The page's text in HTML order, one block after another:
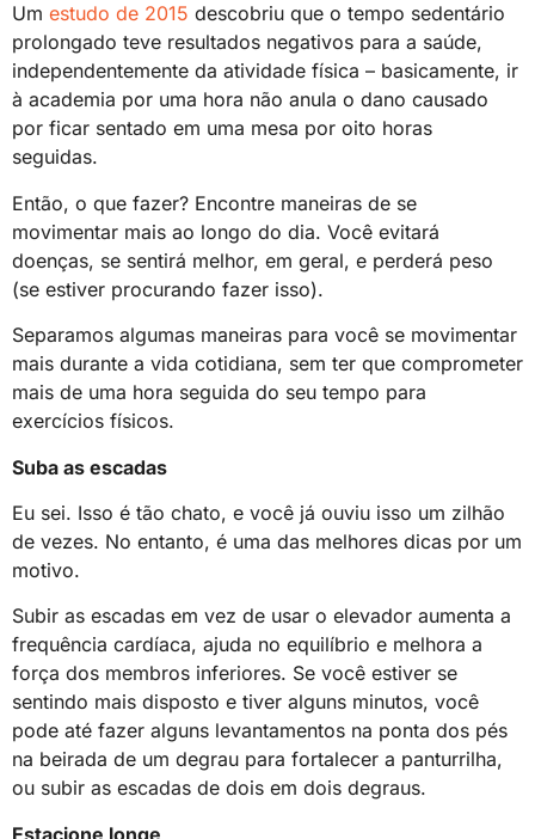
Um estudo de 2015 descobriu que o tempo sedentário
prolongado teve resultados negativos para a saúde,
independentemente da atividade física – basicamente, ir
à academia por uma hora não anula o dano causado
por ficar sentado em uma mesa por oito horas
seguidas.
Então, o que fazer? Encontre maneiras de se
movimentar mais ao longo do dia. Você evitará
doenças, se sentirá melhor, em geral, e perderá peso
(se estiver procurando fazer isso).
Separamos algumas maneiras para você se movimentar
mais durante a vida cotidiana, sem ter que comprometer
mais de uma hora seguida do seu tempo para
exercícios físicos.
Suba as escadas
Eu sei. Isso é tão chato, e você já ouviu isso um zilhão
de vezes. No entanto, é uma das melhores dicas por um
motivo.
Subir as escadas em vez de usar o elevador aumenta a
frequência cardíaca, ajuda no equilíbrio e melhora a
força dos membros inferiores. Se você estiver se
sentindo mais disposto e tiver alguns minutos, você
pode até fazer alguns levantamentos na ponta dos pés
na beirada de um degrau para fortalecer a panturrilha,
ou subir as escadas de dois em dois degraus.
Estacione longe